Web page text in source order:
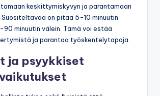
keskittymiskyvyn ja parantamaan
on pitää 5-10 minuutin
minuutin välein. Tämä voi estää
ja parantaa työskentelytapoja.
ja psyykkiset